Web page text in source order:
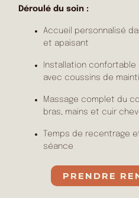
Déroulé du soin :
Accueil personnalisé
et apaisant
Installation confortable
avec coussins de
Massage complet du
bras, mains et cuir
Temps de recentrage
séance
PRENDRE